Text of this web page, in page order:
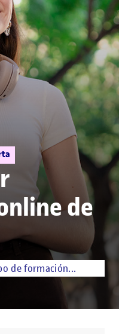
de